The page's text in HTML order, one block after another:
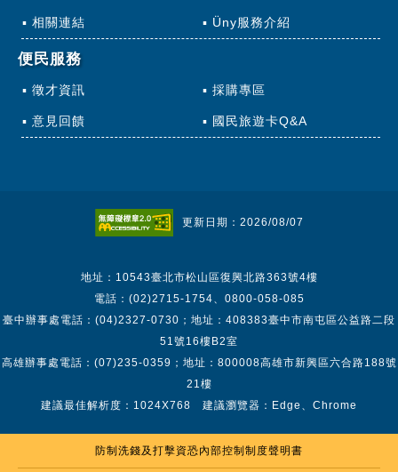
相關連結 Üny服務介紹
便民服務
徵才資訊 採購專區
意見回饋 國民旅遊卡Q&A
更新日期：2026/08/07
地址：10543臺北市松山區復興北路363號4樓
電話：(02)2715-1754、0800-058-085
臺中辦事處電話：(04)2327-0730；地址：408383臺中市南屯區公益路二段
51號16樓B2室
高雄辦事處電話：(07)235-0359；地址：800008高雄市新興區六合路188號
21樓
建議最佳解析度：1024X768 建議瀏覽器：Edge、Chrome
防制洗錢及打擊資恐內部控制制度聲明書